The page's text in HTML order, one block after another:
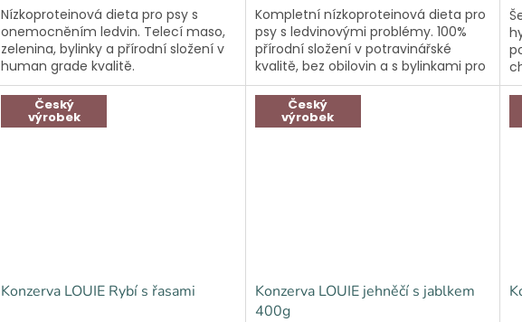
Nízkoproteinová dieta pro psy s
onemocněním ledvin. Telecí maso,
zelenina, bylinky a přírodní složení v
human grade kvalitě.
Kompletní nízkoproteinová dieta pro
psy s ledvinovými problémy. 100%
přírodní složení v potravinářské
kvalitě, bez obilovin a s bylinkami pro
podporu ledvin.
z
5
a
Český
výrobek
Konzerva LOUIE Rybí s řasami
Český
výrobek
Konzerva LOUIE jehněčí s jablkem
400g